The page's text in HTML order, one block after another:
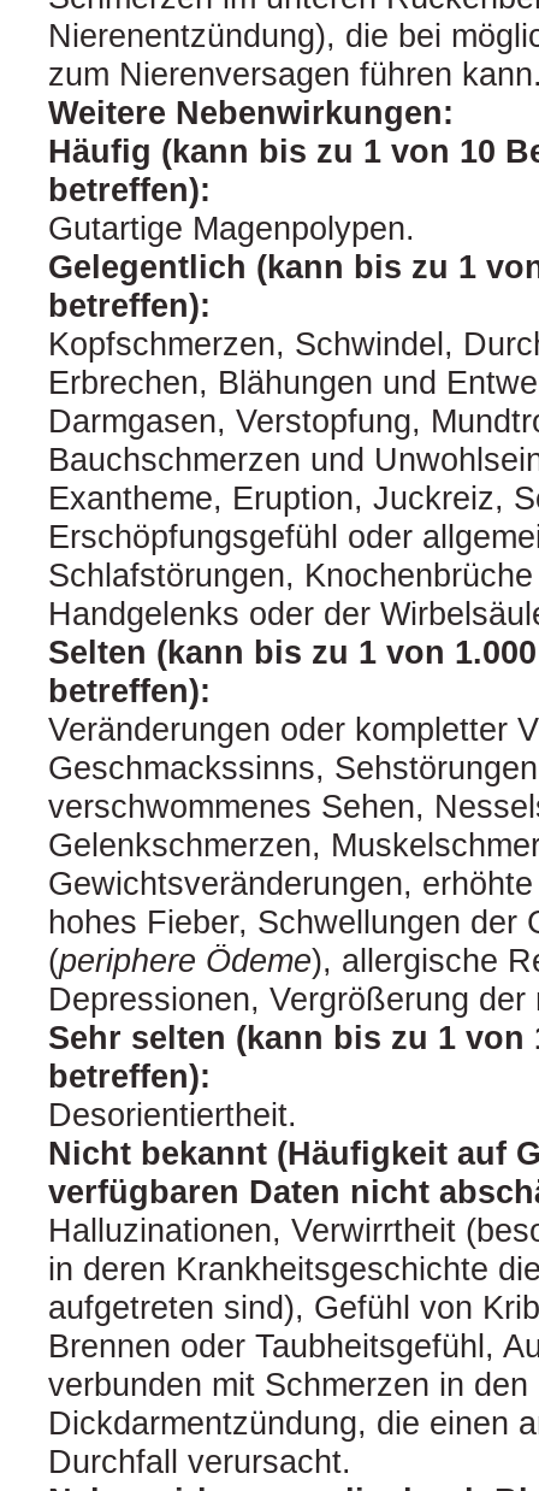
Nierenentzündung), die bei
zum Nierenversagen führen
Weitere Nebenwirkungen:
Häufig (kann bis zu 1 von 10
betreffen):
Gutartige Magenpolypen.
Gelegentlich (kann bis zu 1
betreffen):
Kopfschmerzen, Schwindel,
Erbrechen, Blähungen und
Darmgasen, Verstopfung,
Bauchschmerzen und
Exantheme, Eruption, Juckreiz,
Erschöpfungsgefühl oder
Schlafstörungen,
Handgelenks oder der
Selten (kann bis zu 1 von
betreffen):
Veränderungen oder kompletter
Geschmackssinns,
verschwommenes Sehen,
Gelenkschmerzen,
Gewichtsveränderungen,
hohes Fieber, Schwellungen der
(periphere Ödeme), allergische
Depressionen, Vergrößerung
Sehr selten (kann bis zu 1 von
betreffen):
Desorientiertheit.
Nicht bekannt (Häufigkeit auf
verfügbaren Daten nicht
Halluzinationen, Verwirrtheit
in deren Krankheitsgeschichte
aufgetreten sind), Gefühl von
Brennen oder Taubheitsgefühl,
verbunden mit Schmerzen in den
Dickdarmentzündung, die einen
Durchfall verursacht.